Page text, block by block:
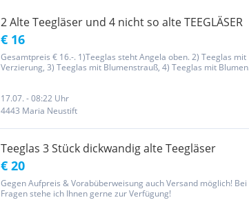
2 Alte Teegläser und 4 nicht so alte TEEGLÄSER
€ 16
Gesamtpreis € 16.-. 1)Teeglas steht Angela oben. 2) Teeglas mit
Verzierung, 3) Teeglas mit Blumenstrauß, 4) Teeglas mit Blumen
17.07. - 08:22 Uhr
4443 Maria Neustift
Teeglas 3 Stück dickwandig alte Teegläser
€ 20
Gegen Aufpreis & Vorabüberweisung auch Versand möglich! Bei
Fragen stehe ich Ihnen gerne zur Verfügung!